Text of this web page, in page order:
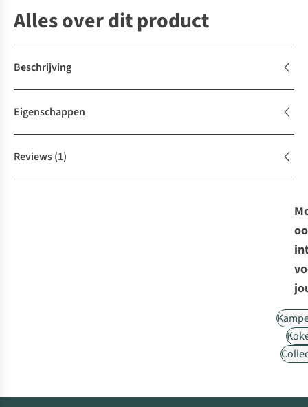
Alles over dit product
Beschrijving
Eigenschappen
Reviews(1)